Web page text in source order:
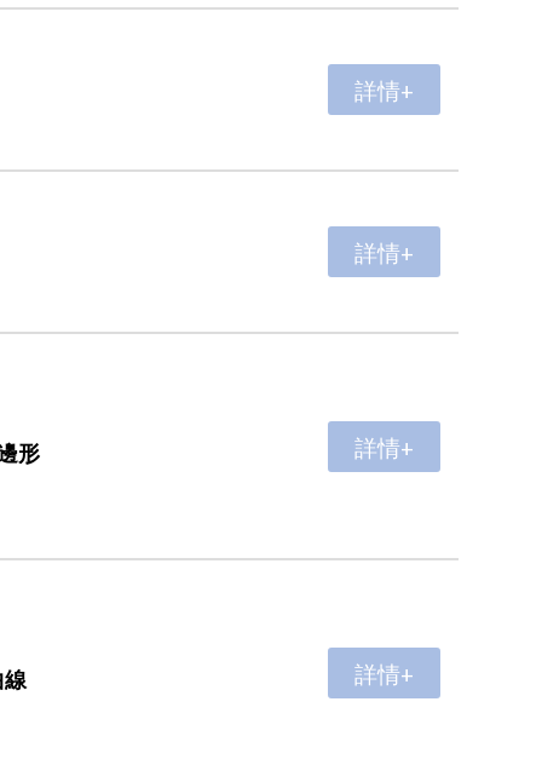
詳情+
詳情+
形 詳情+
詳情+